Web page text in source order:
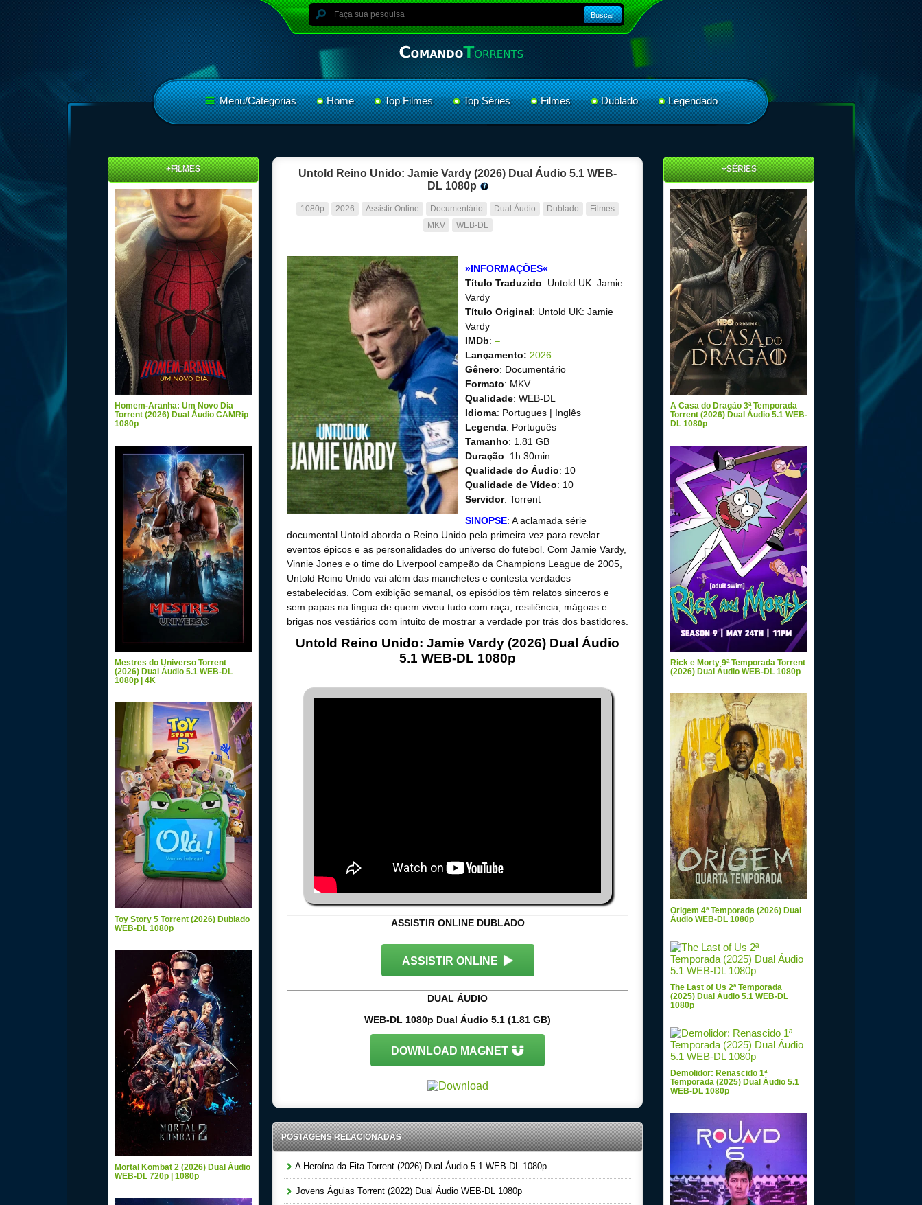
Buscar
Menu/Categorias Home Top Filmes Top Séries Filmes Dublado Legendado
Untold Reino Unido: Jamie Vardy (2026) Dual Áudio 5.1 WEB-
DL 1080p
1080p 2026 Assistir Online Documentário Dual Áudio Dublado
Filmes
MKV
WEB-DL
»INFORMAÇÕES«
Título Traduzido: Untold UK: Jamie
Vardy
Título Original: Untold UK: Jamie
Vardy
IMDb: –
Lançamento: 2026
Gênero: Documentário
Formato: MKV
Qualidade: WEB-DL
Idioma: Portugues | Inglês
Legenda: Português
Tamanho: 1.81 GB
Duração: 1h 30min
Qualidade do Áudio: 10
Qualidade de Vídeo: 10
Servidor: Torrent
SINOPSE: A aclamada série
documental Untold aborda o Reino Unido pela primeira vez para revelar
eventos épicos e as personalidades do universo do futebol. Com Jamie Vardy,
Vinnie Jones e o time do Liverpool campeão da Champions League de 2005,
Untold Reino Unido vai além das manchetes e contesta verdades
estabelecidas. Com exibição semanal, os episódios têm relatos sinceros e
sem papas na língua de quem viveu tudo com raça, resiliência, mágoas e
brigas nos vestiários com intuito de mostrar a verdade por trás dos bastidores.
Untold Reino Unido: Jamie Vardy (2026) Dual Áudio
5.1 WEB-DL 1080p
ASSISTIR ONLINE DUBLADO
ASSISTIR ONLINE
DUAL ÁUDIO
WEB-DL 1080p Dual Áudio 5.1 (1.81 GB)
DOWNLOAD MAGNET
POSTAGENS RELACIONADAS
A Heroína da Fita Torrent (2026) Dual Áudio 5.1 WEB-DL 1080p
Jovens Águias Torrent (2022) Dual Áudio WEB-DL 1080p
+FILMES
Homem-Aranha: Um Novo Dia
Torrent (2026) Dual Áudio CAMRip
1080p
Mestres do Universo Torrent
(2026) Dual Áudio 5.1 WEB-DL
1080p | 4K
Toy Story 5 Torrent (2026) Dublado
WEB-DL 1080p
Mortal Kombat 2 (2026) Dual Áudio
WEB-DL 720p | 1080p
+SÉRIES
A Casa do Dragão 3ª Temporada
Torrent (2026) Dual Áudio 5.1 WEB-
DL 1080p
Rick e Morty 9ª Temporada Torrent
(2026) Dual Áudio WEB-DL 1080p
Origem 4ª Temporada (2026) Dual
Áudio WEB-DL 1080p
The Last of Us 2ª Temporada
(2025) Dual Áudio 5.1 WEB-DL
1080p
Demolidor: Renascido 1ª
Temporada (2025) Dual Áudio 5.1
WEB-DL 1080p